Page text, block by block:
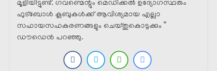
മൂളിയിട്ടുണ്ട്. ഗവണ്മെന്റും മെഡിക്കൽ ഉദ്യോഗസ്ഥരും
ഫുട്ബോൾ ക്ലബുകൾക്ക് ആവിശ്യമായ എല്ലാ
സഹായസഹകരണങ്ങളും ചെയ്തുകൊടുക്കും ”
ഡൗഡെൻ പറഞ്ഞു.